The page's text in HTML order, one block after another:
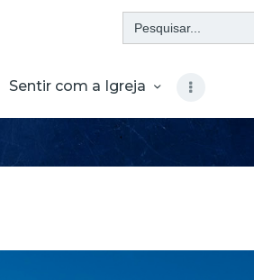
Search
for:
Sentir com a Igreja